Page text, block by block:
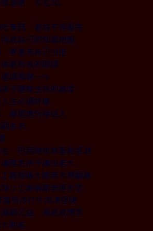
吃東西 會捨不得看完
成自己的知識地圖
學會為自己出征
最有效的閱讀
讀關鍵一％
子體察生命的高度
生必讀好書
嚴選適任接班人
主流
巴西總統首要救經濟
雅虎拱手讓出老大
藝相機大廠萊卡搏翻身
小工廠稱霸奧運天空
當勞改打牛肉漢堡牌
兼顧公益 挪威成標竿
動能